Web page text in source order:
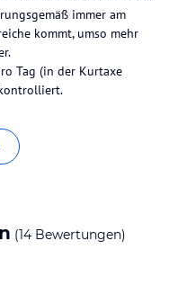
immer am
kommt, umso mehr
Tag (in der Kurtaxe
(14 Bewertungen)